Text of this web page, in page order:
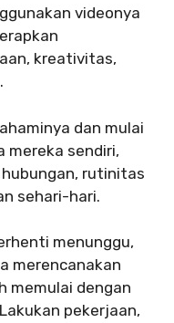
videonya
kreativitas,
dan mulai
mereka sendiri,
rutinitas
sehari-hari.
menunggu,
merencanakan
memulai dengan
pekerjaan,